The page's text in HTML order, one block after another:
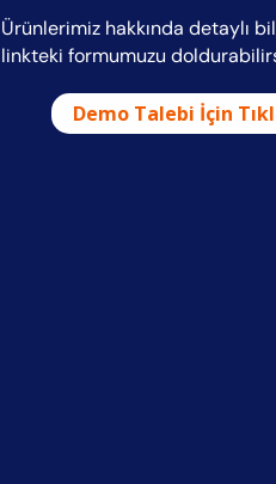
Ürünlerimiz hakkında detaylı
linkteki formumuzu
Demo Talebi İçin